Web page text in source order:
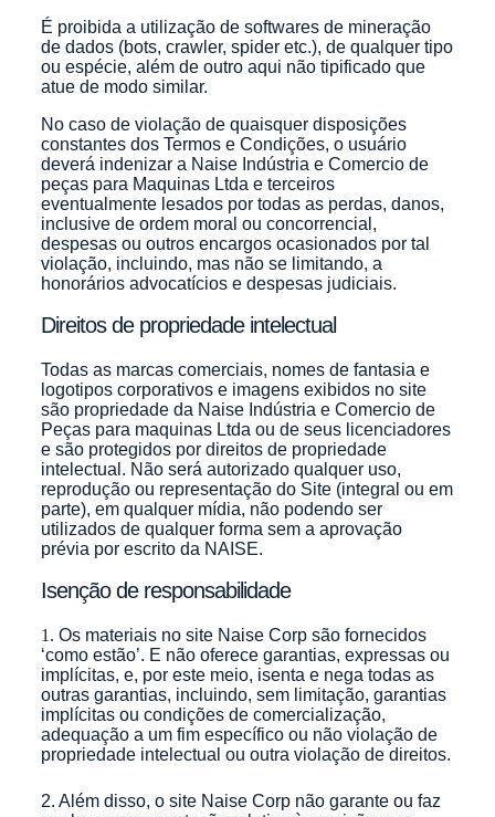
É proibida a utilização de softwares de mineração
de dados (bots, crawler, spider etc.), de qualquer tipo
ou espécie, além de outro aqui não tipificado que
atue de modo similar.
No caso de violação de quaisquer disposições
constantes dos Termos e Condições, o usuário
deverá indenizar a Naise Indústria e Comercio de
peças para Maquinas Ltda e terceiros
eventualmente lesados por todas as perdas, danos,
inclusive de ordem moral ou concorrencial,
despesas ou outros encargos ocasionados por tal
violação, incluindo, mas não se limitando, a
honorários advocatícios e despesas judiciais.
Direitos de propriedade intelectual
Todas as marcas comerciais, nomes de fantasia e
logotipos corporativos e imagens exibidos no site
são propriedade da Naise Indústria e Comercio de
Peças para maquinas Ltda ou de seus licenciadores
e são protegidos por direitos de propriedade
intelectual. Não será autorizado qualquer uso,
reprodução ou representação do Site (integral ou em
parte), em qualquer mídia, não podendo ser
utilizados de qualquer forma sem a aprovação
prévia por escrito da NAISE.
Isenção de responsabilidade
1. Os materiais no site Naise Corp são fornecidos
‘como estão’. E não oferece garantias, expressas ou
implícitas, e, por este meio, isenta e nega todas as
outras garantias, incluindo, sem limitação, garantias
implícitas ou condições de comercialização,
adequação a um fim específico ou não violação de
propriedade intelectual ou outra violação de direitos.
2. Além disso, o site Naise Corp não garante ou faz